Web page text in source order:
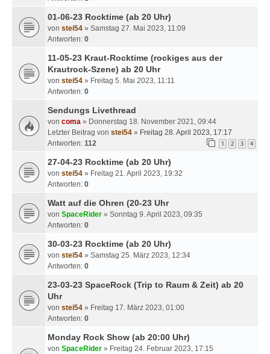
01-06-23 Rocktime (ab 20 Uhr)
von stei54 » Samstag 27. Mai 2023, 11:09
Antworten: 0
11-05-23 Kraut-Rocktime (rockiges aus der
Krautrock-Szene) ab 20 Uhr
von stei54 » Freitag 5. Mai 2023, 11:11
Antworten: 0
Sendungs Livethread
von coma » Donnerstag 18. November 2021, 09:44
Letzter Beitrag von stei54 » Freitag 28. April 2023, 17:17
Antworten: 112 1 2 3 4
27-04-23 Rocktime (ab 20 Uhr)
von stei54 » Freitag 21. April 2023, 19:32
Antworten: 0
Watt auf die Ohren (20-23 Uhr
von SpaceRider » Sonntag 9. April 2023, 09:35
Antworten: 0
30-03-23 Rocktime (ab 20 Uhr)
von stei54 » Samstag 25. März 2023, 12:34
Antworten: 0
23-03-23 SpaceRock (Trip to Raum & Zeit) ab 20
Uhr
von stei54 » Freitag 17. März 2023, 01:00
Antworten: 0
Monday Rock Show (ab 20:00 Uhr)
von SpaceRider » Freitag 24. Februar 2023, 17:15